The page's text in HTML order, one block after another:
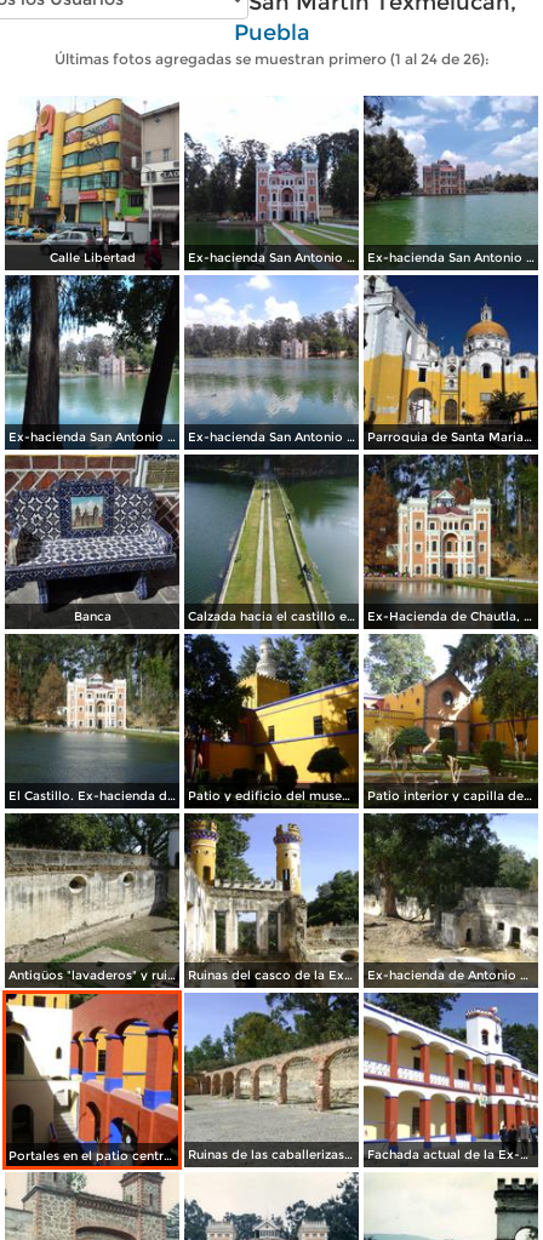
Puebla
Últimas fotos agregadas se muestran primero (1 al 24 de 26):
Calle Libertad Ex-hacienda San Antonio Chautla. Junio/2018 Ex-hacienda San Antonio Chautla. Junio/2018
Ex-hacienda San Antonio Chautla. Junio/2018 Ex-hacienda San Antonio Chautla. Junio/2018 Parroquia de Santa Maria Magdalena
Banca Calzada hacia el castillo enmedio de dos lagos. Ex-hacienda de Chautla, Puebla Ex-Hacienda de Chautla, "El Castillo". Edo. de Puebla. 2011
El Castillo. Ex-hacienda de Chautla, Puebla Patio y edificio del museo. Ex-Hacienda de Chautla, Puebla. 2011 Patio interior y capilla de la ex-hacienda de Chautla, Puebla. 2011
Antigüos "lavaderos" y ruinas del casco de la Ex-hacienda de Chautla, Puebla Ruinas del casco de la Ex-hacienda de Chautla, Puebla. 2011 Ex-hacienda de Antonio Chautla, Puebla. Siglo XIX
Portales en el patio central de la Ex-Hacienda de Chautla, Puebla Ruinas de las caballerizas. Ex-hacienda de Chautla. Siglo XIX. Edo. de Puebla Fachada actual de la Ex-hacienda de San Antonio Chautla. Edo. de Puebla. 2011